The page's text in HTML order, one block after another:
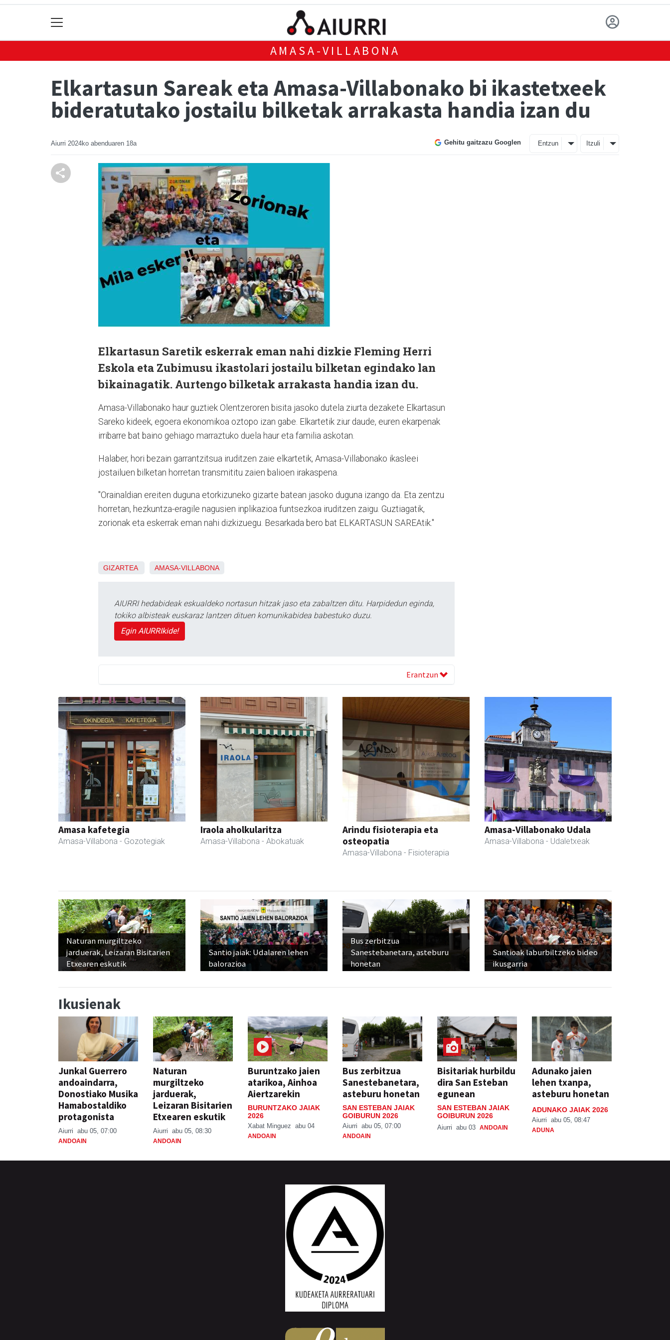
AMASA-VILLABONA
Elkartasun Sareak eta Amasa-Villabonako bi ikastetxeek
bideratutako jostailu bilketak arrakasta handia izan du
Aiurri 2024ko abenduaren 18a Gehitu gaitzazu Googlen Entzun Itzuli
Elkartasun Saretik eskerrak eman nahi dizkie Fleming Herri
Eskola eta Zubimusu ikastolari jostailu bilketan egindako lan
bikainagatik. Aurtengo bilketak arrakasta handia izan du.
Amasa-Villabonako haur guztiek Olentzeroren bisita jasoko dutela ziurta dezakete Elkartasun
Sareko kideek, egoera ekonomikoa oztopo izan gabe. Elkartetik ziur daude, euren ekarpenak
irribarre bat baino gehiago marraztuko duela haur eta familia askotan.
Halaber, hori bezain garrantzitsua iruditzen zaie elkartetik, Amasa-Villabonako ikasleei
jostailuen bilketan horretan transmititu zaien balioen irakaspena.
"Orainaldian ereiten duguna etorkizuneko gizarte batean jasoko duguna izango da. Eta zentzu
horretan, hezkuntza-eragile nagusien inplikazioa funtsezkoa iruditzen zaigu. Guztiagatik,
zorionak eta eskerrak eman nahi dizkizuegu. Besarkada bero bat ELKARTASUN SAREAtik."
GIZARTEA AMASA-VILLABONA
AIURRI hedabideak eskualdeko nortasun hitzak jaso eta zabaltzen ditu. Harpidedun eginda,
tokiko albisteak euskaraz lantzen dituen komunikabidea babestuko duzu.
Egin AIURRIkide!
Erantzun
Amasa kafetegia
Amasa-Villabona - Gozotegiak
Iraola aholkularitza
Amasa-Villabona - Abokatuak
Arindu fisioterapia eta
osteopatia
Amasa-Villabona - Fisioterapia
Amasa-Villabonako Udala
Amasa-Villabona - Udaletxeak
Naturan murgiltzeko
jarduerak, Leizaran Bisitarien
Etxearen eskutik
Santio jaiak: Udalaren lehen
balorazioa
Bus zerbitzua
Sanestebanetara, asteburu
honetan
Santioak laburbiltzeko bideo
ikusgarria
Ikusienak
Junkal Guerrero
andoaindarra,
Donostiako Musika
Hamabostaldiko
protagonista
Aiurri abu 05, 07:00
ANDOAIN
Naturan
murgiltzeko
jarduerak,
Leizaran Bisitarien
Etxearen eskutik
Aiurri abu 05, 08:30
ANDOAIN
Buruntzako jaien
atarikoa, Ainhoa
Aiertzarekin
BURUNTZAKO JAIAK
2026
Xabat Minguez abu 04
ANDOAIN
Bus zerbitzua
Sanestebanetara,
asteburu honetan
SAN ESTEBAN JAIAK
GOIBURUN 2026
Aiurri abu 05, 07:00
ANDOAIN
Bisitariak hurbildu
dira San Esteban
egunean
SAN ESTEBAN JAIAK
GOIBURUN 2026
Aiurri abu 03 ANDOAIN
Adunako jaien
lehen txanpa,
asteburu honetan
ADUNAKO JAIAK 2026
Aiurri abu 05, 08:47
ADUNA